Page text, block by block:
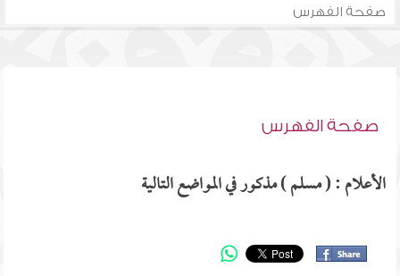
صفحة الفهرس
صفحة الفهرس
الأعلام : ( مسلم ) مذكور في المواضع التالية